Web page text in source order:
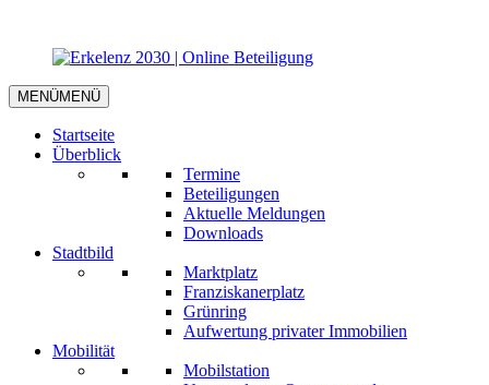
MENÜMENÜ
Startseite
Überblick
Termine
Beteiligungen
Aktuelle Meldungen
Downloads
Stadtbild
Marktplatz
Franziskanerplatz
Grünring
Aufwertung privater Immobilien
Mobilität
Mobilstation